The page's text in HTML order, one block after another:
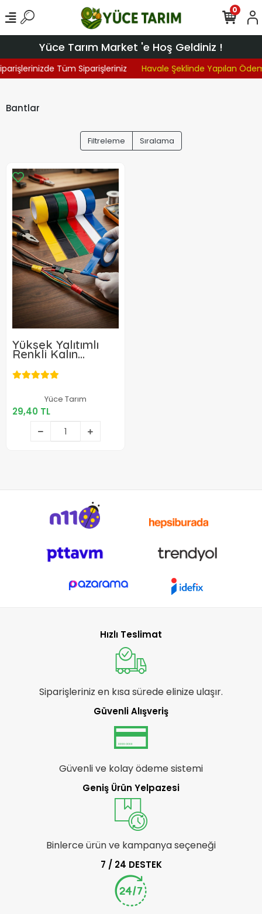
Yüce Tarım Market 'e Hoş Geldiniz !
Tüm Siparişleriniz Havale Şeklinde Yapılan
0
Bantlar
Filtreleme Sıralama
Yüksek Yalıtımlı
Renkli Kalın
Elektrik Bandı 1
Adet
Yüce Tarım
29,40 TL
29,40 TL
Sepete Ekle
Hızlı Teslimat
Siparişleriniz en kısa sürede elinize ulaşır.
Güvenli Alışveriş
Güvenli ve kolay ödeme sistemi
Geniş Ürün Yelpazesi
Binlerce ürün ve kampanya seçeneği
7 / 24 DESTEK